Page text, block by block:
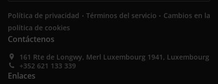
Política de privacidad . Términos del servicio . Cambios en la
política de cookies
Contáctenos
161 Rte de Longwy, Merl Luxembourg 1941, Luxembourg
+352 621 133 339
Enlaces